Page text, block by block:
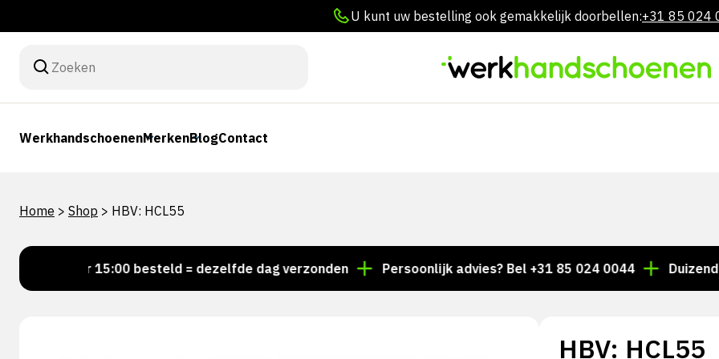
U kunt uw bestelling ook gemakkelijk doorbellen:+31 85 024
WerkhandschoenenMerkenBlogContact
Home > Shop > HBV: HCL55
Voor 15:00 besteld = dezelfde dag verzonden Persoonlijk advies? Bel +31 85 024 0044 Duizenden
HBV: HCL55